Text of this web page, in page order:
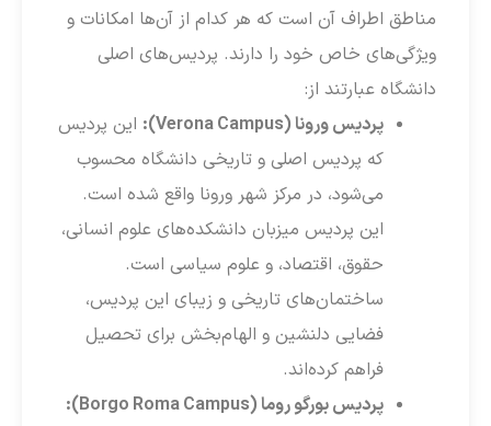
مناطق اطراف آن است که هر کدام از آن‌ها امکانات و
ویژگی‌های خاص خود را دارند. پردیس‌های اصلی
دانشگاه عبارتند از:
پردیس ورونا (Verona Campus):
این پردیس
که پردیس اصلی و تاریخی دانشگاه محسوب
می‌شود، در مرکز شهر ورونا واقع شده است.
این پردیس میزبان دانشکده‌های علوم انسانی،
حقوق، اقتصاد، و علوم سیاسی است.
ساختمان‌های تاریخی و زیبای این پردیس،
فضایی دلنشین و الهام‌بخش برای تحصیل
فراهم کرده‌اند.
پردیس بورگو روما (Borgo Roma Campus):